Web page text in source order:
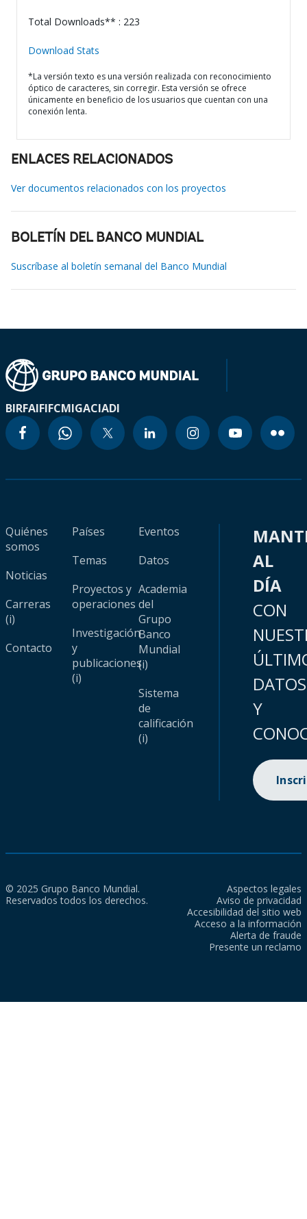
Total Downloads** : 223
Download Stats
*La versión texto es una versión realizada con reconocimiento
óptico de caracteres, sin corregir. Esta versión se ofrece
únicamente en beneficio de los usuarios que cuentan con una
conexión lenta.
ENLACES RELACIONADOS
Ver documentos relacionados con los proyectos
BOLETÍN DEL BANCO MUNDIAL
Suscríbase al boletín semanal del Banco Mundial
BIRFAIFIFCMIGACIADI
Quiénes
somos
Noticias
Carreras
(i)
Contacto
Países
Temas
Proyectos y
operaciones
Investigación
y
publicaciones
(i)
Eventos
Datos
Academia
del
Grupo
Banco
Mundial
(i)
Sistema
de
calificación
(i)
AL
DÍA
CON
DATOS
Y
© 2025 Grupo Banco Mundial.
Reservados todos los derechos.
Aspectos legales
Aviso de privacidad
Accesibilidad del sitio web
Acceso a la información
Alerta de fraude
Presente un reclamo